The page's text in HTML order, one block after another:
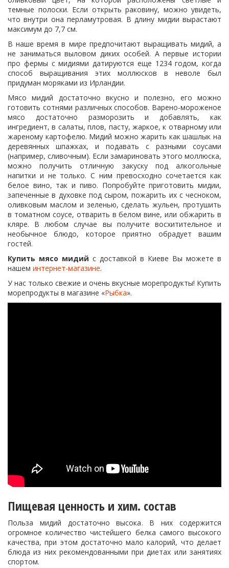
темные полоски. Если открыть раковину, можно увидеть,
что внутри она перламутровая. В длину мидии вырастают
максимум до 7,7 см.
В наше время в мире предпочитают выращивать мидий, а
не заниматься выловом диких особей. А первые истории
про фермы с мидиями датируются еще 1234 годом, когда
способ выращивания этих моллюсков в неволе был
придуман моряками из Ирландии.
Мясо мидий достаточно вкусно и полезно, его можно
готовить сотнями различных способов. Варено-мороженое
мясо достаточно разморозить и добавлять, как
ингредиент, в салаты, плов, пасту, жаркое, к отварному или
жареному картофелю. Мидий можно жарить как шашлык на
деревянных шпажках, и подавать с разными соусами
(например, сливочным). Если замариновать этого моллюска,
можно получить отличную закуску под алкогольные
напитки и не только. С ним превосходно сочетается как
белое вино, так и пиво. Попробуйте приготовить мидии,
запеченные в духовке под сыром, пожарить их с чесноком,
оливковым маслом и зеленью, сделать жульен, протушить
в томатном соусе, отварить в белом вине, или обжарить в
кляре. В любом случае вы получите восхитительное и
необычное блюдо, которое приятно обрадует вашим
гостей.
Купить мясо мидий с доставкой в Киеве Вы можете в
нашем интернет-магазине.
У нас только свежие и очень вкусные морепродукты! Купить
морепродукты в магазине «Рыбка».
Пищевая ценность и хим. состав
Польза мидий достаточно высока. В них содержится
огромное количество чистейшего белка самого высокого
качества, при этом достаточно мало калорий, что делает
блюда из них рекомендованными при диетах или занятиях
спортом.